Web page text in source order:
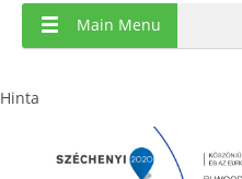
Main Menu
Hinta